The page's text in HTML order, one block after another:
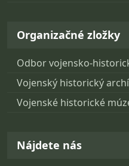
Organizačné zložky
Odbor vojensko-
Vojenský historický
Vojenské historické
Nájdete nás